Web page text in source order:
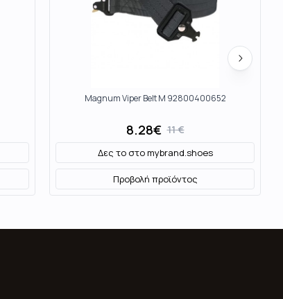
Magnum Viper Belt M 92800400652
8.28€ 11€
Δες το στοmybrand.shoes
Προβολή προϊόντος